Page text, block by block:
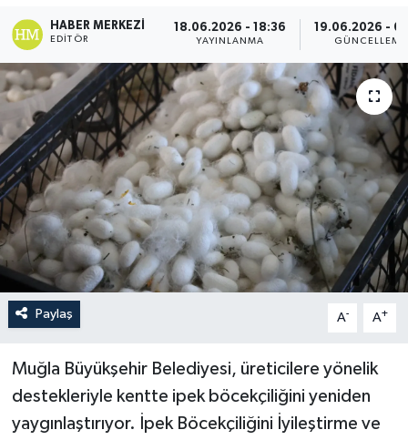
HABER MERKEZI
EDITÖR
18.06.2026 - 18:36
YAYINLANMA
19.06.2026 -
GÜNCELLEME
Paylaş A- A+
Muğla Büyükşehir Belediyesi, üreticilere yönelik
destekleriyle kentte ipek böcekçiliğini yeniden
yaygınlaştırıyor. İpek Böcekçiliğini İyileştirme ve